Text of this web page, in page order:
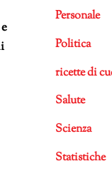
Personale
Politica
ricette di
Salute
Scienza
Statistiche